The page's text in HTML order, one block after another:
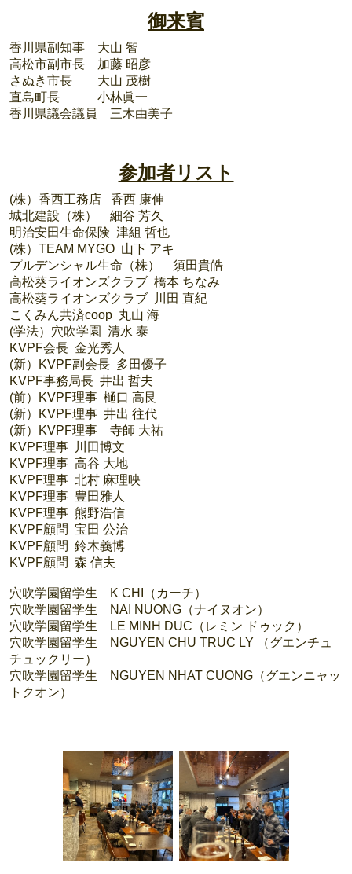
御来賓
香川県副知事 大山 智
高松市副市長 加藤 昭彦
さぬき市長 大山 茂樹
直島町長 小林眞一
香川県議会議員 三木由美子
参加者リスト
(株）香西工務店 香西 康伸
城北建設（株） 細谷 芳久
明治安田生命保険 津組 哲也
(株）TEAM MYGO 山下 アキ
プルデンシャル生命（株） 須田貴皓
高松葵ライオンズクラブ 橋本 ちなみ
高松葵ライオンズクラブ 川田 直紀
こくみん共済coop 丸山 海
(学法）穴吹学園 清水 泰
KVPF会長 金光秀人
(新）KVPF副会長 多田優子
KVPF事務局長 井出 哲夫
(前）KVPF理事 樋口 高艮
(新）KVPF理事 井出 往代
(新）KVPF理事 寺師 大祐
KVPF理事 川田博文
KVPF理事 高谷 大地
KVPF理事 北村 麻理映
KVPF理事 豊田雅人
KVPF理事 熊野浩信
KVPF顧問 宝田 公治
KVPF顧問 鈴木義博
KVPF顧問 森 信夫
穴吹学園留学生 K CHI（カーチ）
穴吹学園留学生 NAI NUONG（ナイヌオン）
穴吹学園留学生 LE MINH DUC（レミン ドゥック）
穴吹学園留学生 NGUYEN CHU TRUC LY （グエンチュ
チュックリー）
穴吹学園留学生 NGUYEN NHAT CUONG（グエンニャッ
トクオン）